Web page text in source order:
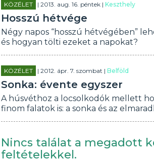
KÖZÉLET | 2013. aug. 16. péntek |Keszthely
Hosszú hétvége
Négy napos “hosszú hétvégében”
és hogyan tölti ezeket a napokat?
KÖZÉLET | 2012. ápr. 7. szombat |Belföld
Sonka: évente egyszer
A húsvéthoz a locsolkodók mellett
finom falatok is: a sonka és az
Nincs találat a megadott
feltételekkel.